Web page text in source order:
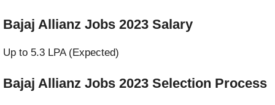
Bajaj Allianz Jobs 2023 Salary
Up to 5.3 LPA (Expected)
Bajaj Allianz Jobs 2023 Selection Process